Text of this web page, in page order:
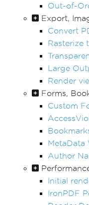
Out-of-
Export,
Convert
Rasterize
Large
Render
Forms,
Custom
MetaData
Author
Initial
IronPDF